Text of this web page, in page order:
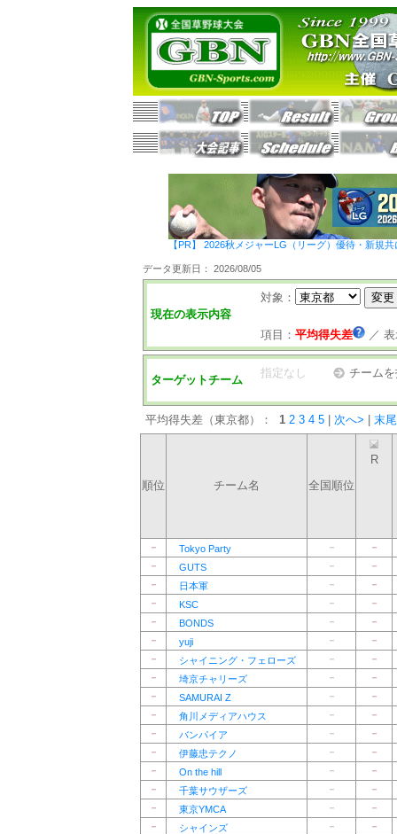
【PR】 2026秋メジャーLG（リーグ）優待・新規
データ更新日： 2026/08/05
現在の表示内容
対象：
項目： 平均得失差 ／
ターゲットチーム
指定なし チーム
平均得失差（東京都）： 1 2 3 4 5 次へ> 末
順位 チーム名 全国順位
R
－ Tokyo Party －
－
－
GUTS －
－
－
日本軍 －
－
－
KSC －
－
－
BONDS －
－
－
yuji －
－
－
シャイニング・フェローズ －
－
－
埼京チャリーズ －
－
－
SAMURAI Z －
－
－
角川メディアハウス －
－
－
バンパイア －
－
－
伊藤忠テクノ －
－
－
On the hill －
－
－
千葉サウザーズ －
－
－
東京YMCA －
－
－
シャインズ －
－